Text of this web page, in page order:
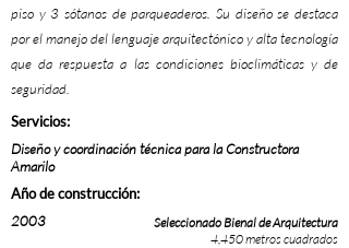
4,450 metros cuadrados
Seleccionado Bienal de Arquitectura
2003
Año de construcción:
piso y 3 sótanos de parqueaderos. Su diseño se destaca
por el manejo del lenguaje arquitectónico y alta tecnología
que da respuesta a las condiciones bioclimáticas y de
seguridad.
Servicios:
Diseño y coordinación técnica para la Constructora
Amarilo